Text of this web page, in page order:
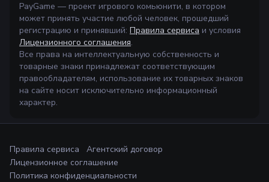
PayGame — проект игрового комьюнити, в котором
может принять участие любой человек, прошедший
регистрацию и принявший: Правила сервиса и условия
Лицензионного соглашения.
Все права на интеллектуальную собственность и
товарные знаки принадлежат соответствующим
правообладателям, использование их товарных знаков
на сайте носит исключительно информационный
характер.
Правила сервиса
Агентский договор
Лицензионное соглашение
Политика конфиденциальности